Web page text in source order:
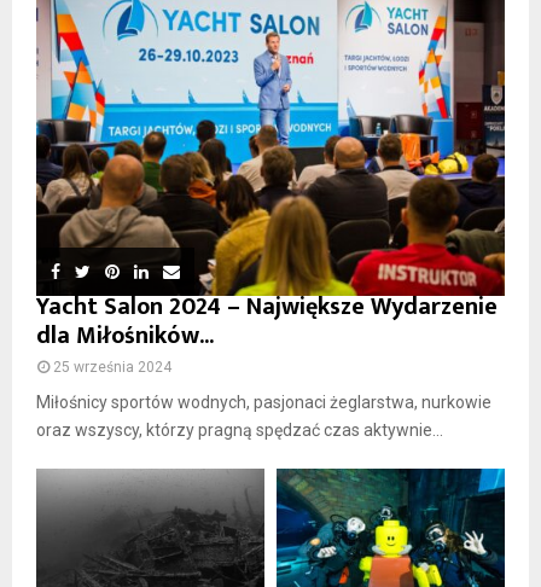
Yacht Salon 2024 – Największe Wydarzenie
dla Miłośników...
25 września 2024
Miłośnicy sportów wodnych, pasjonaci żeglarstwa, nurkowie
oraz wszyscy, którzy pragną spędzać czas aktywnie...